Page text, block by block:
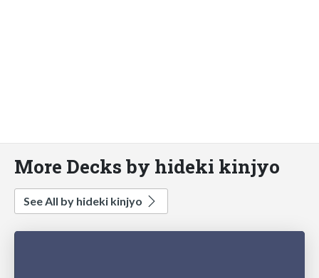
More Decks by hideki kinjyo
See All by hideki kinjyo